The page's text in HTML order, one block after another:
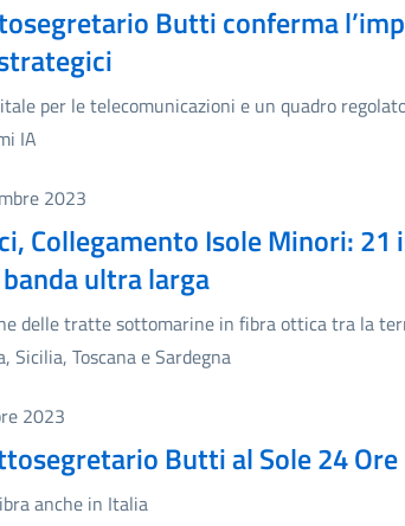
Butti conferma
per le telecomunicazioni e un quadro
IA
2023
Collegamento Isole Minori: 21
ultra larga
delle tratte sottomarine in fibra ottica tra la
Sicilia, Toscana e Sardegna
2023
Butti al Sole 24 Ore
anche in Italia